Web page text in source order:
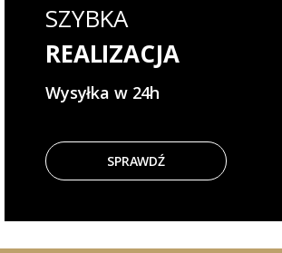
SZYBKA
REALIZACJA
Wysyłka w 24h
SPRAWDŹ